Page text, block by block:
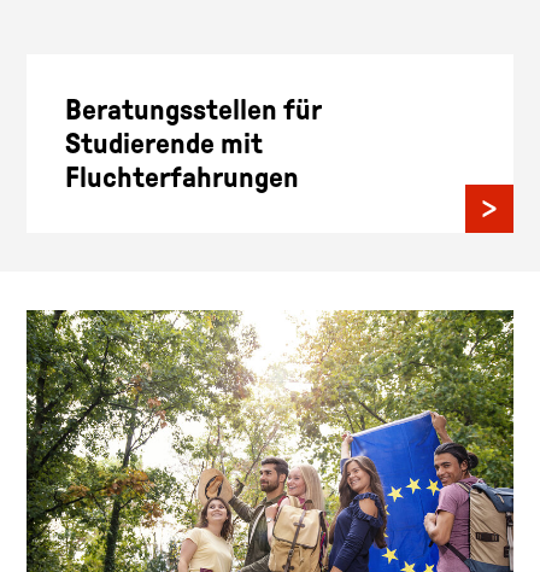
Beratungsstellen für
Studierende mit
Fluchterfahrungen